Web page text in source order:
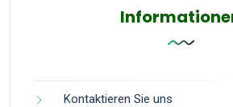
Kontaktieren Sie uns